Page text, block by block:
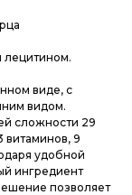
лецитином.
виде, с
видом.
сложности 29
витаминов, 9
удобной
ингредиент
позволяет